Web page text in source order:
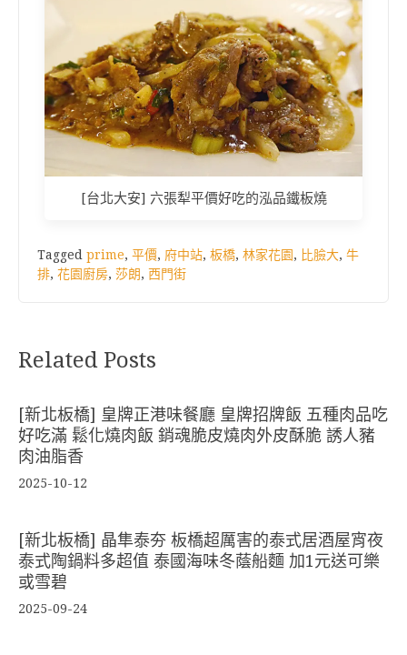
[台北大安] 六張犁平價好吃的泓品鐵板燒
Tagged prime, 平價, 府中站, 板橋, 林家花園, 比臉大, 牛
排, 花園廚房, 莎朗, 西門街
Related Posts
[新北板橋] 皇牌正港味餐廳 皇牌招牌飯 五種肉品吃
好吃滿 鬆化燒肉飯 銷魂脆皮燒肉外皮酥脆 誘人豬
肉油脂香
2025-10-12
[新北板橋] 晶隼泰夯 板橋超厲害的泰式居酒屋宵夜
泰式陶鍋料多超值 泰國海味冬蔭船麵 加1元送可樂
或雪碧
2025-09-24